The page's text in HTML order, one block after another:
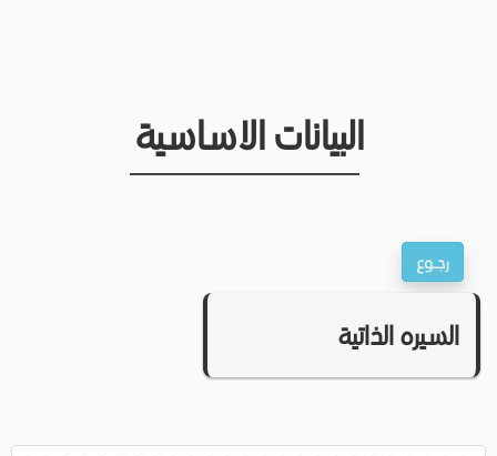
البيانات الاساسية
السيره الذاتية